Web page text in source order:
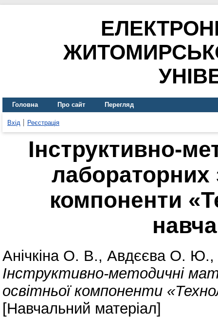
Головна Про сайт Перегляд
Вхід Реєстрація
Інструктивно-
лабораторних
компоненти
Анічкіна О. В., Авдєєва О. Ю.,
Інструктивно-методичні
освітньої компоненти
[Навчальний матеріал]